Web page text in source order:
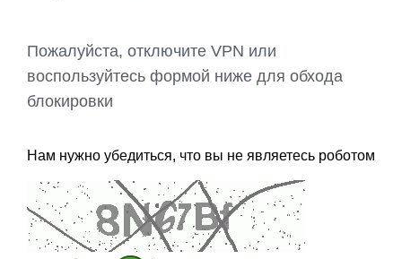
Пожалуйста, отключите VPN или
воспользуйтесь формой ниже для обхода
блокировки
Нам нужно убедиться, что вы не являетесь роботом